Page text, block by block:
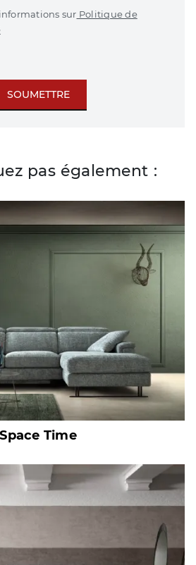
sur Politique de
SOUMETTRE
pas également :
Space Time